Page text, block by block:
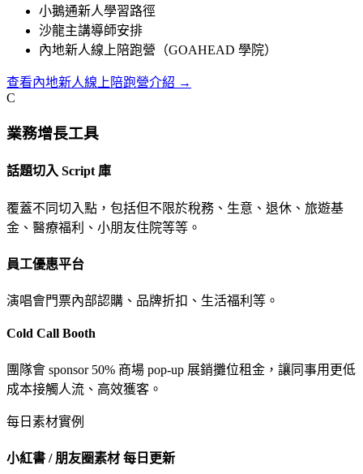
小鵝通新人學習路徑
沙龍主講導師安排
內地新人線上陪跑營（GOAHEAD 學院）
查看內地新人線上陪跑營介紹 →
C
業務增長工具
話題切入 Script 庫
覆蓋不同切入點，包括但不限於稅務、生意、退休、旅遊基
金、醫療福利、小朋友住院等等。
員工優惠平台
演唱會門票內部認購、品牌折扣、生活福利等。
Cold Call Booth
團隊會 sponsor 50% 商場 pop-up 展銷攤位租金，讓同事用更低
成本接觸人流、高效獲客。
每日素材實例
小紅書 / 朋友圈素材 每日更新